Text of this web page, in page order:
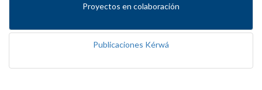
Proyectos en colaboración
Publicaciones Kérwá